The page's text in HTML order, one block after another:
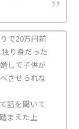
で20万円前
り身だった
して子供が
させられな
話を聞いて
まえた上